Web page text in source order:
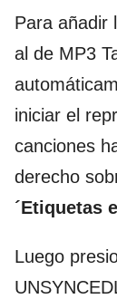
Para añadir
al de MP3
iniciar el
canciones
derecho
´Etiquetas
Luego